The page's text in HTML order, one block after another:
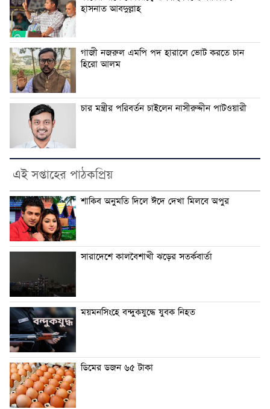
হাসনাত আবদুল্লাহ
গাজী নজরুল এমপি পদ হারালে ভোট করতে চান
হিরো আলম
চার মন্ত্রীর পরিবর্তন চাইলেন নাসীরুদ্দীন পাটওয়ারী
এই সপ্তাহের পাঠকপ্রিয়
শাকিব অনুমতি দিলে ঈদে দেখা মিলবে অপুর
সারাদেশে কালবৈশাখী ঝড়ের সতর্কবার্তা
ময়মনসিংহে বন্দুকযুদ্ধে যুবক নিহত
ডিমের ডজন ৬৫ টাকা